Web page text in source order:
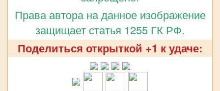
Права автора на данное изображение
защищает статья 1255 ГК РФ.
Поделиться открыткой +1 к удаче: